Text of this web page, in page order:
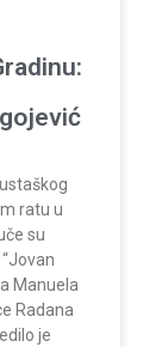
ratu u
su
Manuela
Radana
je